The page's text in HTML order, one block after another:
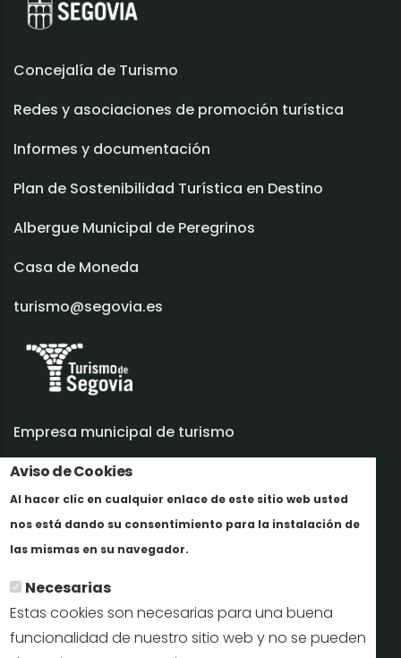
Aviso de Cookies
Al hacer clic en cualquier enlace de este sitio web usted
nos está dando su consentimiento para la instalación de
las mismas en su navegador.
Necesarias
Estas cookies son necesarias para una buena
funcionalidad de nuestro sitio web y no se pueden
Concejalía de Turismo
Redes y asociaciones de promoción turística
Informes y documentación
Plan de Sostenibilidad Turística en Destino
Albergue Municipal de Peregrinos
Casa de Moneda
turismo@segovia.es
Empresa municipal de turismo
Trabaja con nosotros
Informes y documentación
Perfil del contratante
Oficinas de Turismo
reservas@turismodesegovia.com